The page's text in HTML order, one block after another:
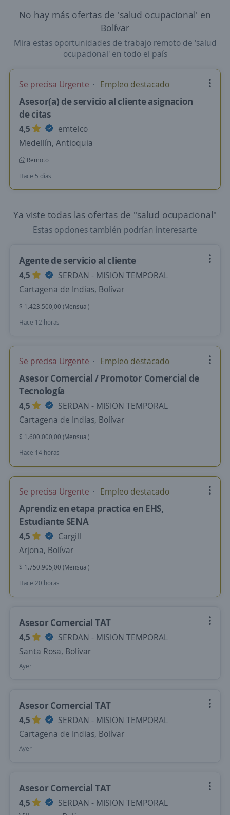
No hay más ofertas de 'salud ocupacional' en
Bolívar
Mira estas oportunidades de trabajo remoto de 'salud
ocupacional' en todo el país
Se precisa Urgente Empleo destacado
Asesor(a) de servicio al cliente asignacion
de citas
4,5
emtelco
Medellín, Antioquia
Remoto
Hace 5 días
Ya viste todas las ofertas de "salud ocupacional"
Estas opciones también podrían interesarte
Agente de servicio al cliente
4,5
SERDAN - MISION TEMPORAL
Cartagena de Indias, Bolívar
$ 1.423.500,00 (Mensual)
Hace 12 horas
Se precisa Urgente Empleo destacado
Asesor Comercial / Promotor Comercial de
Tecnología
4,5
SERDAN - MISION TEMPORAL
Cartagena de Indias, Bolívar
$ 1.600.000,00 (Mensual)
Hace 14 horas
Se precisa Urgente Empleo destacado
Aprendiz en etapa practica en EHS,
Estudiante SENA
4,5
Cargill
Arjona, Bolívar
$ 1.750.905,00 (Mensual)
Hace 20 horas
Asesor Comercial TAT
4,5
SERDAN - MISION TEMPORAL
Santa Rosa, Bolívar
Ayer
Asesor Comercial TAT
4,5
SERDAN - MISION TEMPORAL
Cartagena de Indias, Bolívar
Ayer
Asesor Comercial TAT
4,5
SERDAN - MISION TEMPORAL